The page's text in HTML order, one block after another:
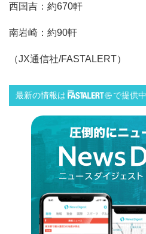
西国吉：約670軒
南岩崎：約90軒
（JX通信社/FASTALERT）
最新の情報は で提供中